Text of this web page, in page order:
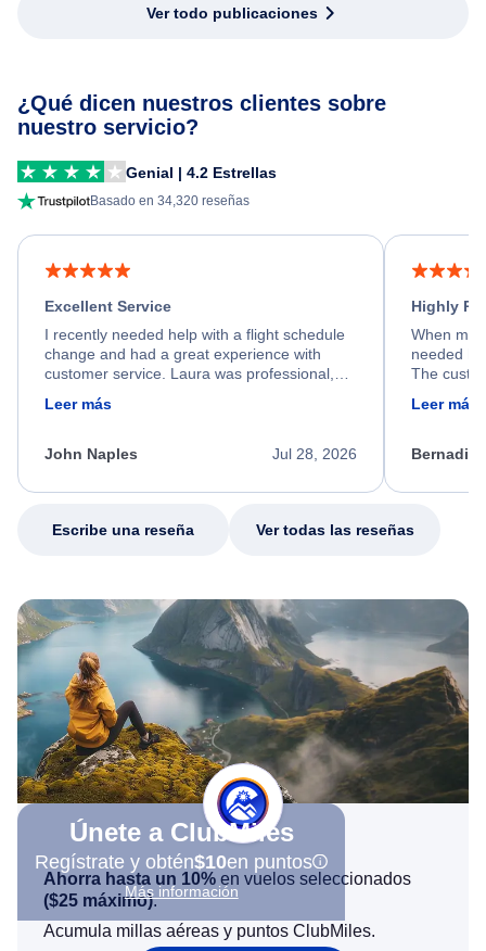
Ver todo publicaciones
¿Qué dicen nuestros clientes sobre
nuestro servicio?
Genial | 4.2 Estrellas
Basado en 34,320 reseñas
Excellent Service
I recently needed help with a flight schedule
change and had a great experience with
customer service. Laura was professional,
friendly, and very helpful throughout the
process. She quickly found a solution and
appreciate her excellent service.
Leer más
Jul 28, 2026
John Naples
Highly
When my
needed
The
calm,
my issue.
Leer más
Escribe una reseña Ver todas las reseñas
Únete a ClubMiles
Regístrate y obtén$10en puntos
Más información
Ahorra hasta un 10% en vuelos seleccionados
($25 máximo).
Acumula millas aéreas y puntos ClubMiles.